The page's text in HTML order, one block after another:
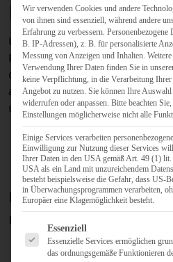
Kontakt
Unsere Vertriebsmitarbeiter
Projektanfragen da. Sollten Sie
digitalen Produkte benötigen,
ausschließlich über die
um Verständnis.
Sie haben Fragen zur
sich bitte an den
Hinterlassen Sie eine
unseren Vertrieb.
Ihr Name
Wir verwenden Cookies und andere
von ihnen sind essenziell, während andere
Erfahrung zu verbessern. Personenbezogene
B. IP-Adressen), z. B. für personalisierte
Messung von Anzeigen und Inhalten.
Verwendung Ihrer Daten finden Sie in
keine Verpflichtung, in die Verarbeitung
Angebot zu nutzen. Sie können Ihre Auswahl
widerrufen oder anpassen. Bitte beachten
Einstellungen möglicherweise nicht alle
Einige Services verarbeiten
Einwilligung zur Nutzung dieser Services
Ihrer Daten in den USA gemäß Art. 49 (1)
USA als ein Land mit unzureichendem
besteht beispielsweise die Gefahr, dass US-
in Überwachungsprogrammen verarbeiten,
Europäer eine Klagemöglichkeit besteht.
Es folgt eine Liste der Service-
Essenziell
Essenzielle Services ermöglichen
das ordnungsgemäße Funktionieren